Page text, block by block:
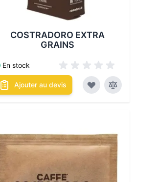
COSTRADORO EXTRA
GRAINS
En stock
Ajouter au devis